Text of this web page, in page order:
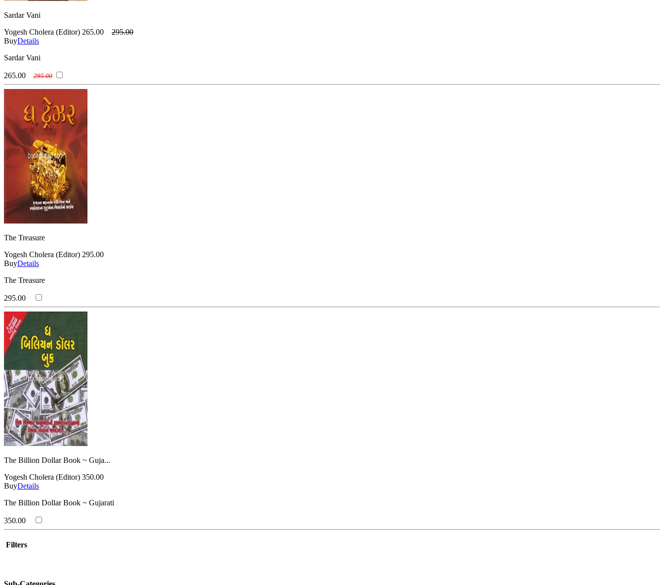
Sardar Vani
Yogesh Cholera (Editor) 265.00
295.00
BuyDetails
Sardar Vani
265.00 295.00
The Treasure
Yogesh Cholera (Editor) 295.00
BuyDetails
The Treasure
295.00
The Billion Dollar Book ~ Guja...
Yogesh Cholera (Editor) 350.00
BuyDetails
The Billion Dollar Book ~ Gujarati
350.00
Filters